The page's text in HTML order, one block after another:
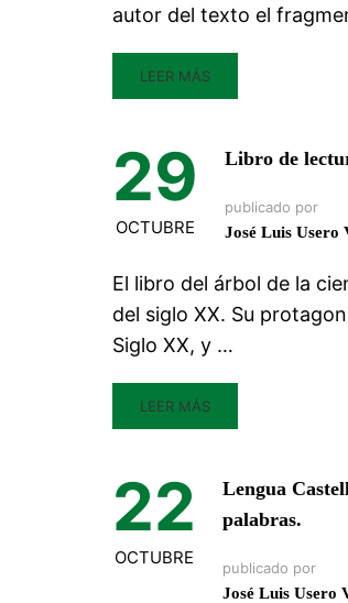
autor del texto el
LEER MÁS
29
OCTUBRE
Libro de
publicado por
José Luis Usero
El libro del árbol de la
del siglo XX. Su
Siglo XX, y …
LEER MÁS
22
OCTUBRE
Lengua
palabras.
publicado por
José Luis Usero